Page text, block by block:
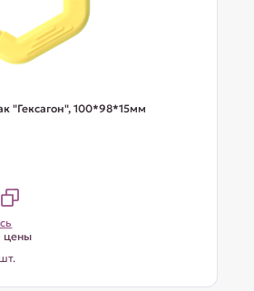
"Гексагон", 100*98*15мм
цены